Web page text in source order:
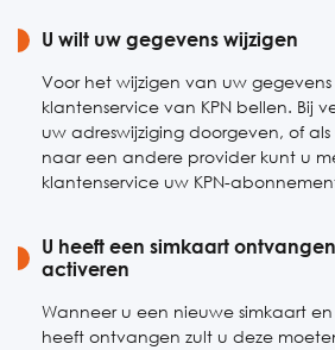
U wilt uw gegevens wijzigen
Voor het wijzigen van uw
klantenservice van KPN bellen. Bij
uw adreswijziging doorgeven, of
naar een andere provider kunt u
klantenservice uw KPN-
U heeft een simkaart
activeren
Wanneer u een nieuwe simkaart en
heeft ontvangen zult u deze